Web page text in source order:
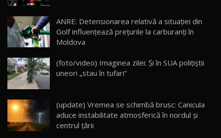
17 20:06
Va fi modelul nr.1 BYD în Moldova? BYD Seal U
30:08
AutoBlog.MD
23:36
20
Noul ZEEKR 7X / Test Drive AutoBlog.MD
29:08
ANRE: Detensionarea relativă a situației din
Golf influențează prețurile la carburanți în
Moldova
(foto/video) Imaginea zilei: Și în SUA polițiștii
uneori „stau în tufari”
(update) Vremea se schimbă brusc: Canicula
aduce instabilitate atmosferică în nordul și
centrul țării